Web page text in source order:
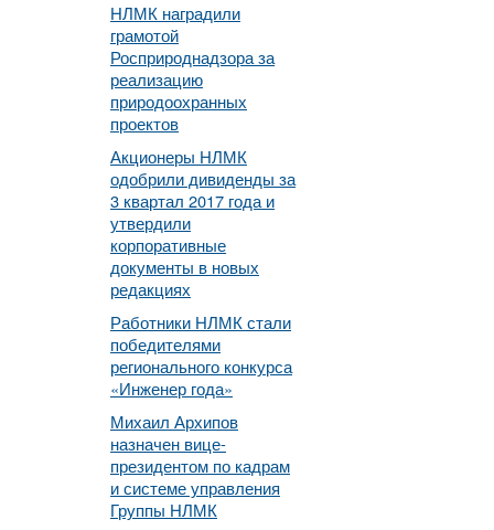
НЛМК наградили
грамотой
Росприроднадзора за
реализацию
природоохранных
проектов
Акционеры НЛМК
одобрили дивиденды за
3 квартал 2017 года и
утвердили
корпоративные
документы в новых
редакциях
Работники НЛМК стали
победителями
регионального конкурса
«Инженер года»
Михаил Архипов
назначен вице-
президентом по кадрам
и системе управления
Группы НЛМК